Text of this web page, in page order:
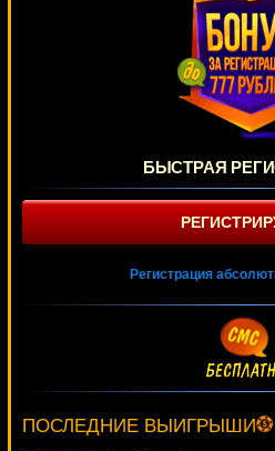
БЫСТРАЯ
Регистрация
ПОСЛЕДНИЕ ВЫИГРЫШИ
Serg***